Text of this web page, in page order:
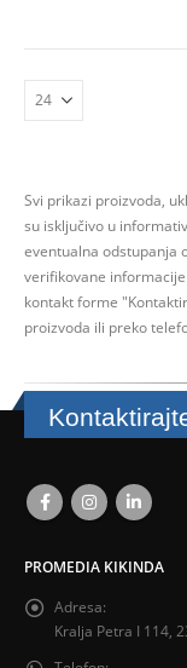
Svi prikazi proizvoda,
su isključivo u
eventualna odstupanja
verifikovane
kontakt forme
proizvoda ili preko
PROMEDIA KIKINDA
Adresa:
Kralja Petra I 114,